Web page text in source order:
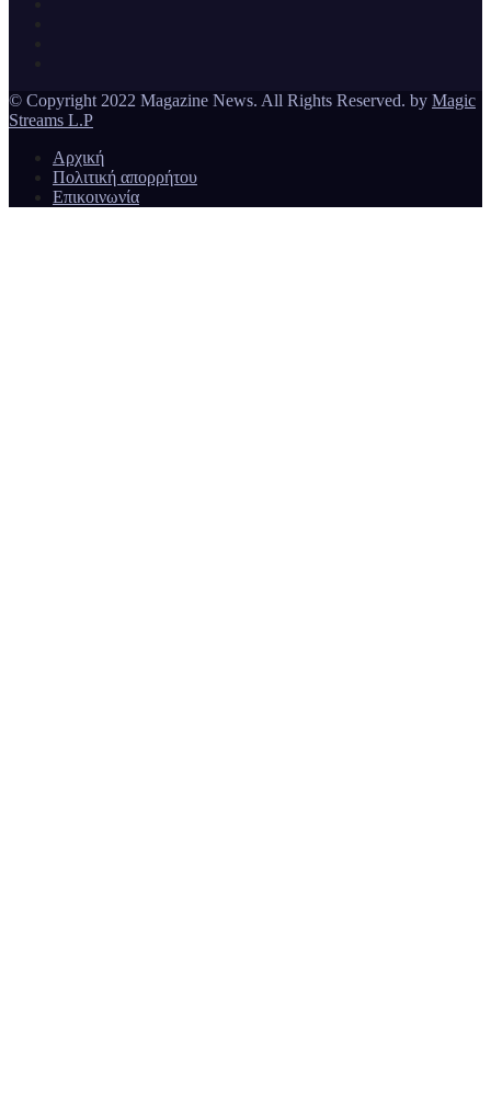
© Copyright 2022 Magazine News. All Rights Reserved. by Magic
Streams L.P
Αρχική
Πολιτική απορρήτου
Επικοινωνία